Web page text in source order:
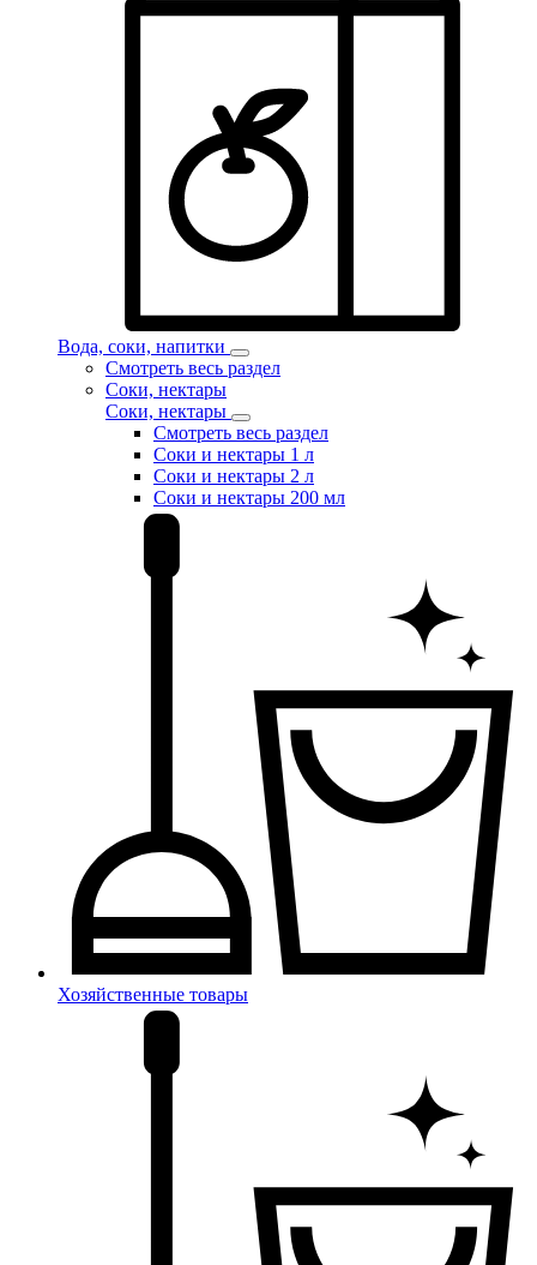
Вода, соки, напитки
Смотреть весь раздел
Соки, нектары
Соки, нектары
Смотреть весь раздел
Соки и нектары 1 л
Соки и нектары 2 л
Соки и нектары 200 мл
Хозяйственные товары